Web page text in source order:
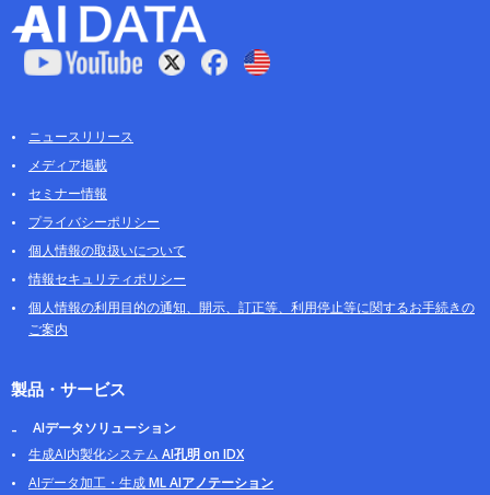
ニュースリリース
メディア掲載
セミナー情報
プライバシーポリシー
個人情報の取扱いについて
情報セキュリティポリシー
個人情報の利用目的の通知、開示、訂正等、利用停止等に関するお手続きの
ご案内
製品・サービス
AIデータソリューション
生成AI内製化システム AI孔明 on IDX
AIデータ加工・生成ML AIアノテーション